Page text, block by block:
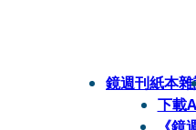
鏡週刊紙本
下載